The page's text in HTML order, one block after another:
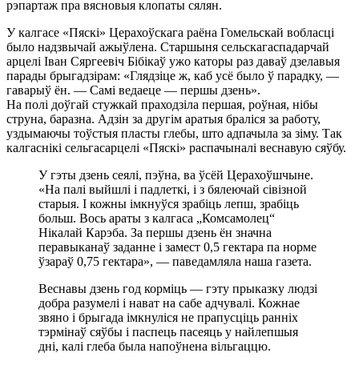
рэпартаж пра вясновыя клопаты сялян.
У калгасе «Пяскі» Церахоўскага раёна Гомельскай вобласці
было надзвычай ажыўлена. Старшыня сельскагаспадарчай
арцелі Іван Сяргеевіч Бібікаў ужо каторы раз даваў дзелавыя
парады брыгадзірам: «Глядзіце ж, каб усё было ў парадку, —
гаварыў ён. — Самі ведаеце — першы дзень».
На полі доўгай стужкай праходзіла першая, роўная, нібы
струна, баразна. Адзін за другім аратыя браліся за работу,
уздымаючы тоўстыя пласты глебы, што адпачыла за зіму. Так
калгаснікі сельгасарцелі «Пяскі» распачыналі веснавую сяўбу.
У гэты дзень сеялі, пэўна, ва ўсёй Церахоўшчыне.
«На палі выйшлі і падлеткі, і з бялеючай сівізной
старыя. І кожны імкнуўся зрабіць лепш, зрабіць
больш. Вось араты з калгаса „Комсамолец“
Нікалай Карэба. За першы дзень ён значна
перавыканаў заданне і замест 0,5 гектара па норме
ўзараў 0,75 гектара», — паведамляла наша газета.
Веснавы дзень год корміць — гэту прыказку людзі
добра разумелі і нават на сабе адчувалі. Кожнае
звяно і брыгада імкнуліся не прапусціць ранніх
тэрмінаў сяўбы і паспець пасеяць у найлепшыя
дні, калі глеба была напоўнена вільгаццю.